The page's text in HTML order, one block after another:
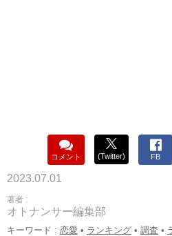
コメント (Twitter) FB
2023.07.01
著者 :
オトナンサー編集部
キーワード : 恋愛 • ランキング • 調査 •